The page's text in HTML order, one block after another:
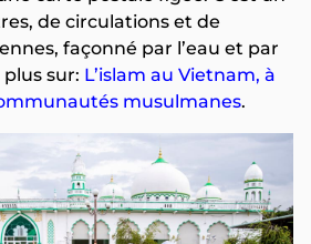
de circulations et de
façonné par l’eau et par
plus sur: L’islam au Vietnam, à
musulmanes.